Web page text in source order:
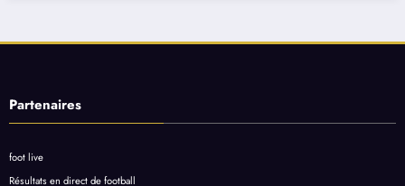
Partenaires
foot live
Résultats en direct de football